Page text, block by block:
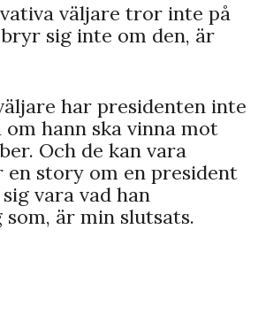
väljare tror inte på
sig inte om den, är
har presidenten inte
hann ska vinna mot
Och de kan vara
story om en president
vara vad han
är min slutsats.